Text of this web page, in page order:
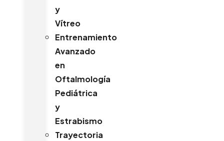
y
Vítreo
Entrenamiento
Avanzado
en
Oftalmología
Pediátrica
y
Estrabismo
Trayectoria